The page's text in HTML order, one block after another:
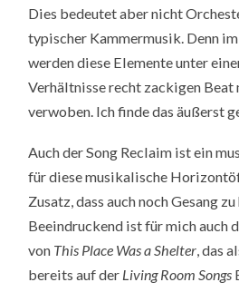
Dies bedeutet aber nicht
typischer Kammermusik. Denn
werden diese Elemente unter
Verhältnisse recht zackigen Beat
verwoben. Ich finde das äußerst
Auch der Song Reclaim ist ein
für diese musikalische
Zusatz, dass auch noch Gesang
Beeindruckend ist für mich auch
von This Place Was a Shelter, das
bereits auf der Living Room Songs